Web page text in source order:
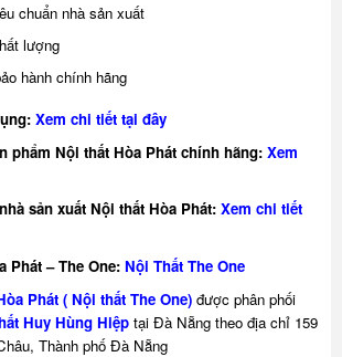
chuẩn nhà sản xuất
lượng
hành chính hãng
Xem chi tiết tại đây
phẩm Nội thất Hòa Phát chính hãng: Xem
sản xuất Nội thất Hòa Phát: Xem chi tiết
Phát – The One: Nội Thất The One
Phát ( Nội thất The One)được phân phối
Huy Hùng Hiệp tại Đà Nẵng theo địa chỉ 159
Thành phố Đà Nẵng